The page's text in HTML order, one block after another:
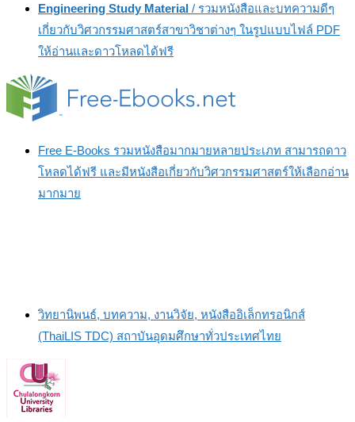
Engineering Study Material / รวมหนังสือและบทความดีๆ
เกี่ยวกับวิศวกรรมศาสตร์สาขาวิชาต่างๆ ในรูปแบบไฟล์ PDF
ให้อ่านและดาวโหลดได้ฟรี
Free E-Books รวมหนังสือมากมายหลายประเภท สามารถดาว
โหลดได้ฟรี และมีหนังสือเกี่ยวกับวิศวกรรมศาสตร์ให้เลือกอ่าน
มากมาย
วิทยานิพนธ์, บทความ, งานวิจัย, หนังสืออิเล็กทรอนิกส์
(ThaiLIS TDC) สถาบันอุดมศึกษาทั่วประเทศไทย